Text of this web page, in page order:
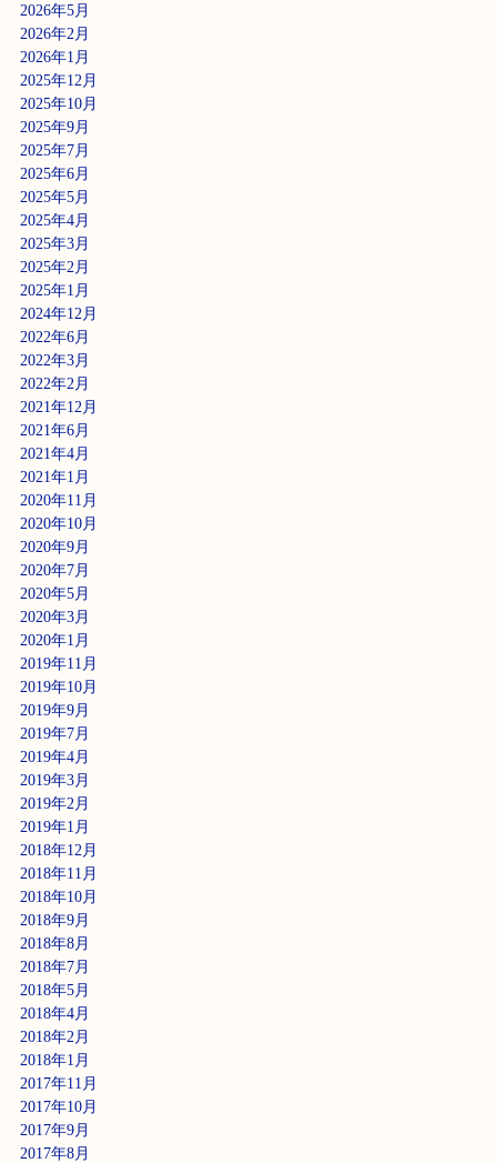
2026年5月
2026年2月
2026年1月
2025年12月
2025年10月
2025年9月
2025年7月
2025年6月
2025年5月
2025年4月
2025年3月
2025年2月
2025年1月
2024年12月
2022年6月
2022年3月
2022年2月
2021年12月
2021年6月
2021年4月
2021年1月
2020年11月
2020年10月
2020年9月
2020年7月
2020年5月
2020年3月
2020年1月
2019年11月
2019年10月
2019年9月
2019年7月
2019年4月
2019年3月
2019年2月
2019年1月
2018年12月
2018年11月
2018年10月
2018年9月
2018年8月
2018年7月
2018年5月
2018年4月
2018年2月
2018年1月
2017年11月
2017年10月
2017年9月
2017年8月